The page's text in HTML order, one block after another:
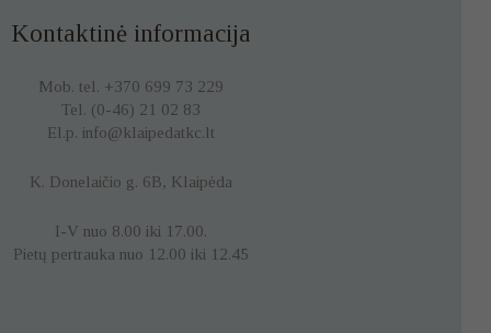
Kontaktinė informacija
Mob. tel. +370 699 73 229
Tel. (0-46) 21 02 83
El.p. info@klaipedatkc.lt
K. Donelaičio g. 6B, Klaipėda
I-V nuo 8.00 iki 17.00.
Pietų pertrauka nuo 12.00 iki 12.45